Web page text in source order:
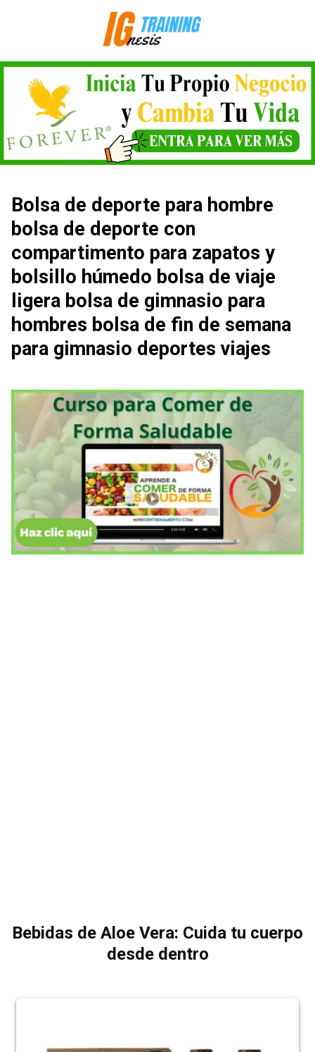
Bolsa de deporte para hombre
bolsa de deporte con
compartimento para zapatos y
bolsillo húmedo bolsa de viaje
ligera bolsa de gimnasio para
hombres bolsa de fin de semana
para gimnasio deportes viajes
Bebidas de Aloe Vera: Cuida tu cuerpo
desde dentro